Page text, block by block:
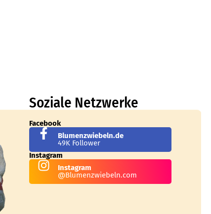
Soziale Netzwerke
Facebook
Blumenzwiebeln.de
49K Follower
Instagram
Instagram
@Blumenzwiebeln.com